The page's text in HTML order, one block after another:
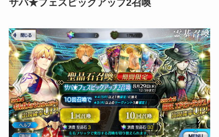
サバ★フェスピックアップ2召喚